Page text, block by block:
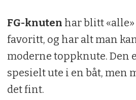
FG-knuten har blitt
favoritt, og har alt man
moderne toppknute. Den
spesielt ute i en båt, men
det fint.